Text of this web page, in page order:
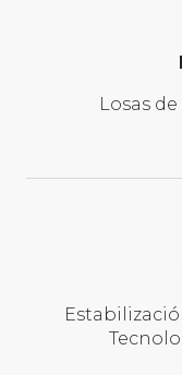
Losas